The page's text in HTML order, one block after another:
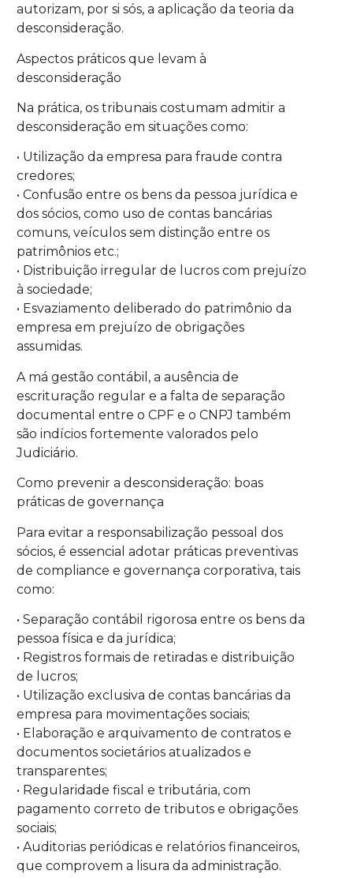
autorizam, por si sós, a aplicação da teoria da
desconsideração.
Aspectos práticos que levam à
desconsideração
Na prática, os tribunais costumam admitir a
desconsideração em situações como:
• Utilização da empresa para fraude contra
credores;
• Confusão entre os bens da pessoa jurídica e
dos sócios, como uso de contas bancárias
comuns, veículos sem distinção entre os
patrimônios etc.;
• Distribuição irregular de lucros com prejuízo
à sociedade;
• Esvaziamento deliberado do patrimônio da
empresa em prejuízo de obrigações
assumidas.
A má gestão contábil, a ausência de
escrituração regular e a falta de separação
documental entre o CPF e o CNPJ também
são indícios fortemente valorados pelo
Judiciário.
Como prevenir a desconsideração: boas
práticas de governança
Para evitar a responsabilização pessoal dos
sócios, é essencial adotar práticas preventivas
de compliance e governança corporativa, tais
como:
• Separação contábil rigorosa entre os bens da
pessoa física e da jurídica;
• Registros formais de retiradas e distribuição
de lucros;
• Utilização exclusiva de contas bancárias da
empresa para movimentações sociais;
• Elaboração e arquivamento de contratos e
documentos societários atualizados e
transparentes;
• Regularidade fiscal e tributária, com
pagamento correto de tributos e obrigações
sociais;
• Auditorias periódicas e relatórios financeiros,
que comprovem a lisura da administração.